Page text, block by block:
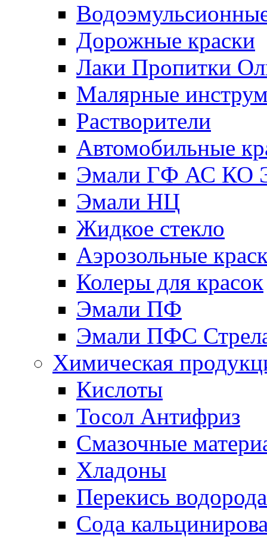
Дорожные краски
Лаки Пропитки
Малярные
Растворители
Автомобильные
Эмали ГФ АС КО
Эмали НЦ
Жидкое стекло
Аэрозольные
Колеры для красок
Эмали ПФ
Эмали ПФС
Химическая
Кислоты
Тосол Антифриз
Смазочные
Хладоны
Перекись водорода
Сода